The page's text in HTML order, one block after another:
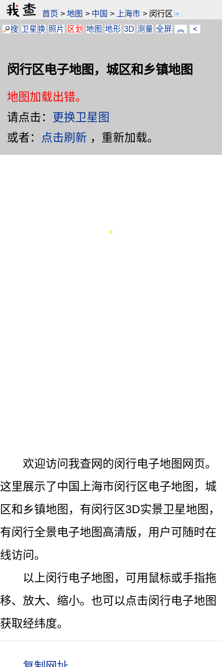
首页 >地图 > 中国 > 上海市 > 闵行区
搜 卫星换 照片 区划 地图 地形 3D 测量 全屏 ︽ <
闵行区电子地图，城区和乡镇地图
地图加载出错。
请点击： 更换卫星图
或者： 点击刷新 ，重新加载。
欢迎访问我查网的闵行电子地图网页。
这里展示了中国上海市闵行区电子地图，城
区和乡镇地图，有闵行区3D实景卫星地图，
有闵行全景电子地图高清版，用户可随时在
线访问。
以上闵行电子地图，可用鼠标或手指拖
移、放大、缩小。也可以点击闵行电子地图
获取经纬度。